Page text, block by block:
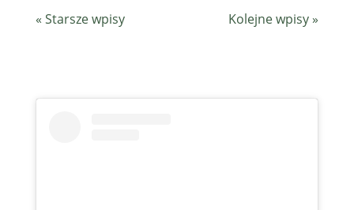
« Starsze wpisy Kolejne wpisy »